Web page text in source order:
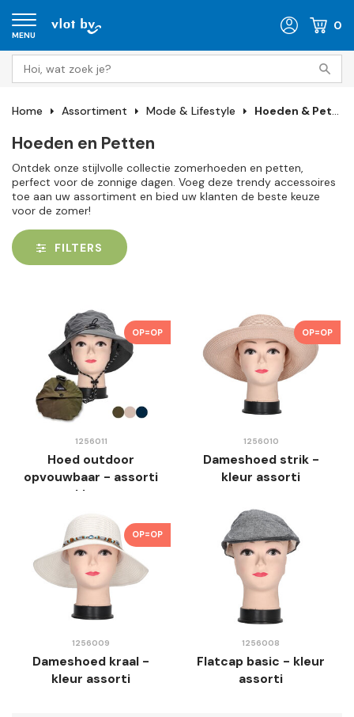
MENU
0
Home Assortiment Mode & Lifestyle Hoeden & Petten
Hoeden en Petten
Ontdek onze stijlvolle collectie zomerhoeden en petten,
perfect voor de zonnige dagen. Voeg deze trendy accessoires
toe aan uw assortiment en bied uw klanten de beste keuze
voor de zomer!
FILTERS
OP=OP
1256011
Hoed outdoor
opvouwbaar - assorti
kleur
OP=OP
1256010
Dameshoed strik -
kleur assorti
OP=OP
1256009
Dameshoed kraal -
kleur assorti
1256008
Flatcap basic - kleur
assorti